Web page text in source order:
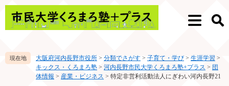
ペ
メ
メ
検
大阪府河内長野市役所 > 分類でさがす > 子育て・学び > 生涯学習 >
キックス・くろまろ塾 > 河内長野市民大学くろまろ塾+プラス > 団
体情報 > 産業・ビジネス > 特定非営利活動法人にぎわい河内長野21